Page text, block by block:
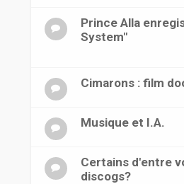
Prince Alla
System"
Cimarons : film
Musique et I.A.
Certains d'entre
discogs?